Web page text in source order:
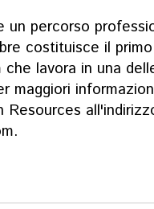
un percorso
costituisce il
lavora in una
maggiori
.